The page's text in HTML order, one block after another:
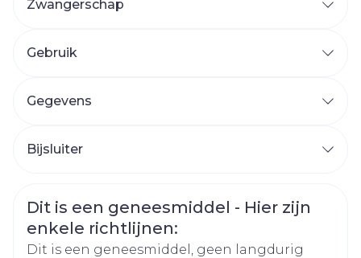
Zwangerschap
Gebruik
11-20 kg : 1 tablet.
beginnen 24 of 48 uur voor het afreizen naar
worden voortgezet gedurende het hele
verblijf, dat niet langer mag duren dan 28
dagen,
Gegevens
Merken Gsk
Bijsluiter
Duits Frans Frans
Veiligheidsinformatie
Dit is een geneesmiddel - Hier zijn
enkele richtlijnen:
Dit is een geneesmiddel, geen langdurig